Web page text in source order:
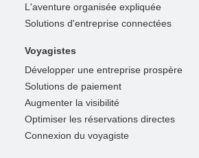
L'aventure organisée expliquée
Solutions d'entreprise connectées
Voyagistes
Développer une entreprise prospère
Solutions de paiement
Augmenter la visibilité
Optimiser les réservations directes
Connexion du voyagiste